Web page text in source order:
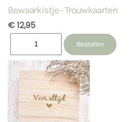
Bewaarkistje - Trouwkaarten
€ 12,95